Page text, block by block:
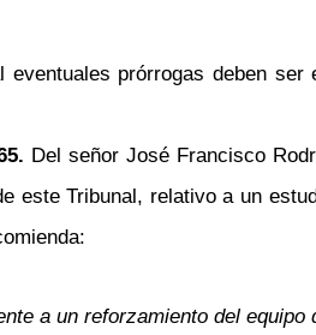
prórrogas deben
Del señor José Francisco
Tribunal, relativo a un
a un reforzamiento del